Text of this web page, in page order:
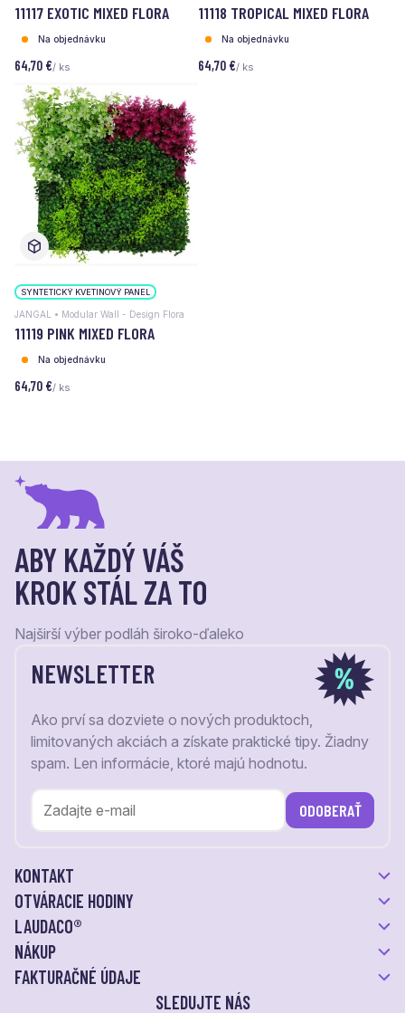
11117 EXOTIC MIXED FLORA
Na objednávku
64,70 €/ ks
11118 TROPICAL MIXED FLORA
Na objednávku
64,70 €/ ks
SYNTETICKÝ KVETINOVÝ PANEL
JANGAL • Modular Wall - Design Flora
11119 PINK MIXED FLORA
Na objednávku
64,70 €/ ks
ABY KAŽDÝ VÁŠ
KROK STÁL ZA TO
Najširší výber podláh široko-ďaleko
NEWSLETTER
Ako prví sa dozviete o nových produktoch,
limitovaných akciách a získate praktické tipy. Žiadny
spam. Len informácie, ktoré majú hodnotu.
ODOBERAŤ
KONTAKT
OTVÁRACIE HODINY
LAUDACO®
NÁKUP
FAKTURAČNÉ ÚDAJE
SLEDUJTE NÁS